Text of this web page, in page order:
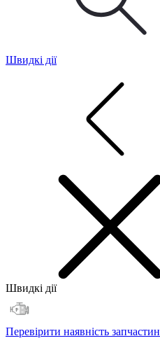
Швидкі дії
Швидкі дії
Перевірити наявність запчастин